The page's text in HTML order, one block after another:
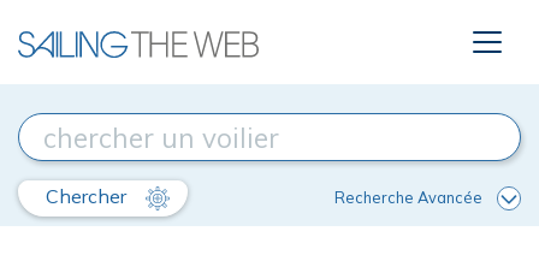
Chercher Recherche Avancée